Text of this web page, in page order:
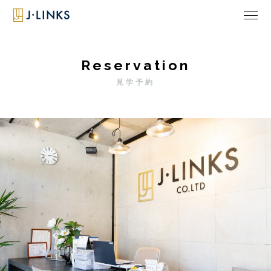
Reservation
見学予約